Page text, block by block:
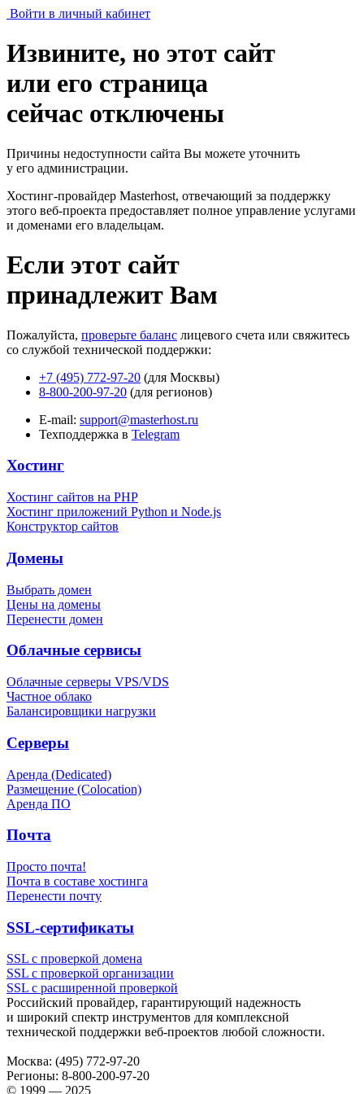
Войти в личный кабинет
Извините, но этот сайт
или его страница
сейчас отключены
Причины недоступности сайта Вы можете уточнить
у его администрации.
Хостинг-провайдер Masterhost, отвечающий за поддержку
этого веб-проекта предоставляет полное управление услугами
и доменами его владельцам.
Если этот сайт
принадлежит Вам
Пожалуйста, проверьте баланс лицевого счета или свяжитесь
со службой технической поддержки:
+7 (495) 772-97-20 (для Москвы)
8-800-200-97-20 (для регионов)
E-mail: support@masterhost.ru
Техподдержка в Telegram
Хостинг
Хостинг сайтов на PHP
Хостинг приложений Python и Node.js
Конструктор сайтов
Домены
Выбрать домен
Цены на домены
Перенести домен
Облачные сервисы
Облачные серверы VPS/VDS
Частное облако
Балансировщики нагрузки
Серверы
Аренда (Dedicated)
Размещение (Colocation)
Аренда ПО
Почта
Просто почта!
Почта в составе хостинга
Перенести почту
SSL-сертификаты
SSL с проверкой домена
SSL с проверкой организации
SSL с расширенной проверкой
Российский провайдер, гарантирующий надежность
и широкий спектр инструментов для комплексной
технической поддержки веб-проектов любой сложности.
Москва: (495) 772-97-20
Регионы: 8-800-200-97-20
© 1999 — 2025